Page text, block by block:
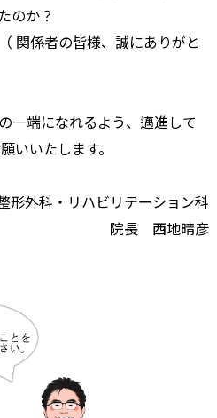
のか？
関係者の皆様、誠にありがと
一端になれるよう、邁進して
いいたします。
形外科・リハビリテーション科
院長 西地晴彦